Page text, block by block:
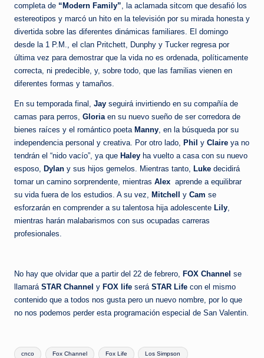
completa de “Modern Family” , la aclamada sitcom que desafió los
estereotipos y marcó un hito en la televisión por su mirada honesta y
divertida sobre las diferentes dinámicas familiares. El domingo
desde la 1 P.M., el clan Pritchett, Dunphy y Tucker regresa por
última vez para demostrar que la vida no es ordenada, políticamente
correcta, ni predecible, y, sobre todo, que las familias vienen en
diferentes formas y tamaños.
En su temporada final, Jay seguirá invirtiendo en su compañía de
camas para perros, Gloria en su nuevo sueño de ser corredora de
bienes raíces y el romántico poeta Manny , en la búsqueda por su
independencia personal y creativa. Por otro lado, Phil y Claire ya no
tendrán el “nido vacío”, ya que Haley ha vuelto a casa con su nuevo
esposo, Dylan y sus hijos gemelos. Mientras tanto, Luke decidirá
tomar un camino sorprendente, mientras Alex aprende a equilibrar
su vida fuera de los estudios. A su vez, Mitchell y Cam se
esforzarán en comprender a su talentosa hija adolescente Lily
mientras harán malabarismos con sus ocupadas carreras
profesionales.
No hay que olvidar que a partir del 22 de febrero, FOX Channel se
llamará STAR Channel y FOX life será STAR Life con el mismo
contenido que a todos nos gusta pero un nuevo nombre, por lo que
no nos podemos perder esta programación especial de San Valentin.
Etiquetas:
cnco Fox Channel Fox Life Los Simpson